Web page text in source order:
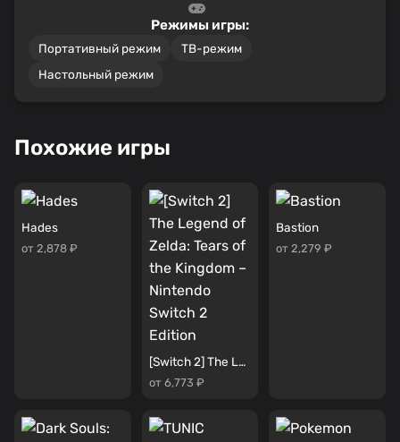
Режимы игры:
Портативный режим
ТВ-режим
Настольный режим
Похожие игры
Hades
от 2,878 ₽
[Switch 2] The Legend of Zelda: Tears of the Kingdom – Nintendo Switch 2 Edition
от 6,773 ₽
Bastion
от 2,279 ₽